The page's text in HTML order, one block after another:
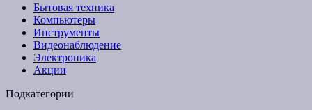
Бытовая техника
Компьютеры
Инструменты
Видеонаблюдение
Электроника
Акции
Подкатегории